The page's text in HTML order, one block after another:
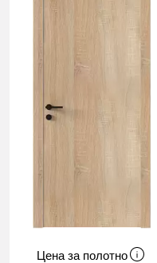
Цена за полотно